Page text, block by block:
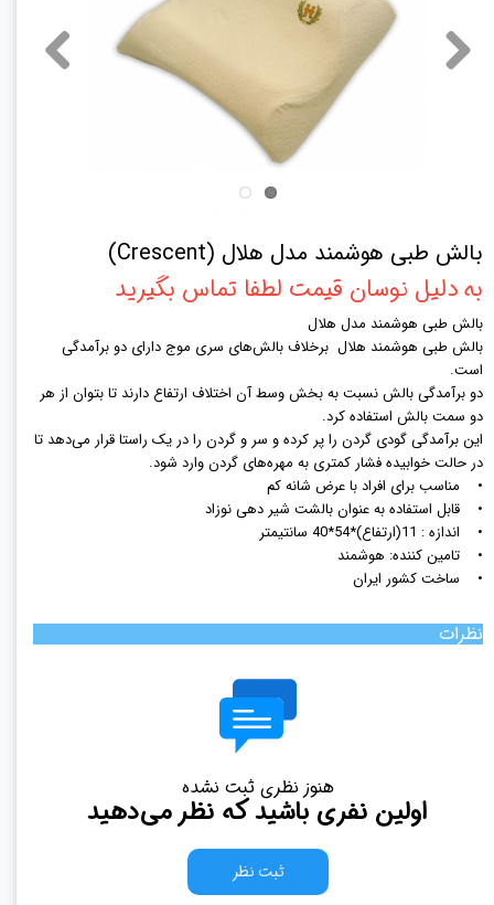
بالش طبی هوشمند مدل هلال (Crescent)
به دلیل نوسان قیمت لطفا تماس بگیرید
بالش طبی هوشمند مدل هلال
بالش طبی هوشمند هلال برخلاف بالش‌های سری موج دارای دو برآمدگی
است.
دو برآمدگی بالش نسبت به بخش وسط آن اختلاف ارتفاع دارند تا بتوان از هر
دو سمت بالش استفاده کرد.
این برآمدگی گودی گردن را پر کرده و سر و گردن را در یک راستا قرار می‌دهد تا
در حالت خوابیده فشار کمتری به مهره‌های گردن وارد شود.
• مناسب برای افراد با عرض شانه کم
• قابل استفاده به عنوان بالشت شیر دهی نوزاد
• اندازه : 11(ارتفاع)*54*40 سانتیمتر
• تامین کننده: هوشمند
• ساخت کشور ایران
نظرات
هنوز نظری ثبت نشده
اولین نفری باشید که نظر می‌دهید
ثبت نظر